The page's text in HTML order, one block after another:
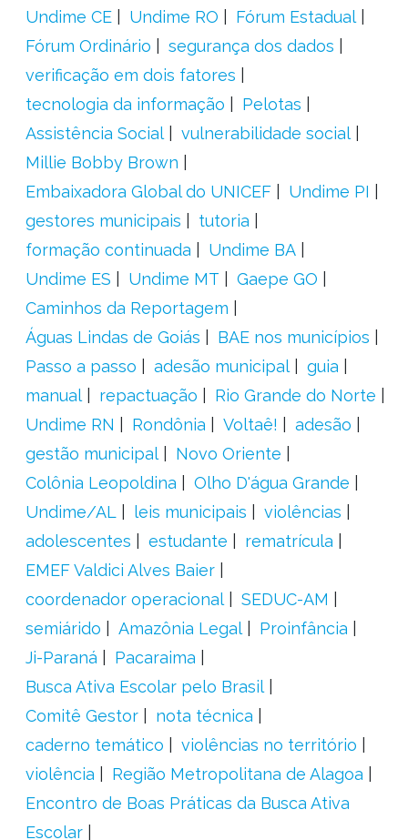
Undime CE
Undime RO
Fórum Estadual
Fórum Ordinário
segurança dos dados
verificação em dois fatores
tecnologia da informação
Pelotas
Assistência Social
vulnerabilidade social
Millie Bobby Brown
Embaixadora Global do UNICEF
Undime PI
gestores municipais
tutoria
formação continuada
Undime BA
Undime ES
Undime MT
Gaepe GO
Caminhos da Reportagem
Águas Lindas de Goiás
BAE nos municípios
Passo a passo
adesão municipal
guia
manual
repactuação
Rio Grande do Norte
Undime RN
Rondônia Voltaê!
adesão
gestão municipal
Novo Oriente
Colônia Leopoldina
Olho D'água Grande
Undime/AL
leis municipais
violências
adolescentes
estudante
rematrícula
EMEF Valdici Alves Baier
coordenador operacional
SEDUC-AM
semiárido
Amazônia Legal
Proinfância
Ji-Paraná
Pacaraima
Busca Ativa Escolar pelo Brasil
Comitê Gestor
nota técnica
caderno temático
violências no território
violência
Região Metropolitana de Alagoa
Encontro de Boas Práticas da Busca Ativa
Escolar